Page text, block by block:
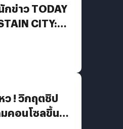
ข่าว TODAY
CITY:
ศรษฐกิจสี
ว ! วิกฤตชิป
คอนโซลขึ้น